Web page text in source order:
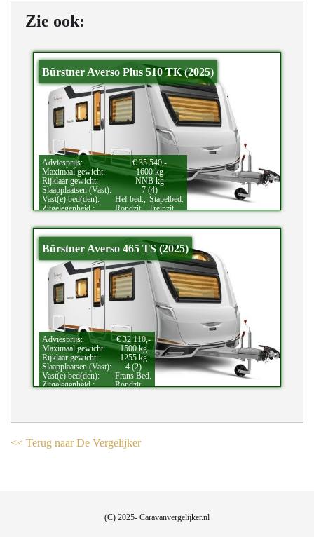
Zie ook:
Bürstner Averso Plus 510 TK (2025)
Adviesprijs:
€ 35.540,-
Maximaal gewicht:
1600 kg
Rijklaar gewicht:
NNB kg
Slaapplaatsen (Vast):
7 (4)
Vast(e) bed(den):
Hef bed.,
Stapelbed.
Zitgelegenheid.:
Rondzit., Treinzit.
Bürstner Averso 465 TS (2025)
Adviesprijs:
€ 32.110,-
Maximaal gewicht:
1500 kg
Rijklaar gewicht:
1255 kg
Slaapplaatsen (Vast):
4 (2)
Vast(e) bed(den):
Frans Bed.
Zitgelegenheid.:
Rondzit.
<< Terug naar De Vergelijker
(C) 2025- Caravanvergelijker.nl